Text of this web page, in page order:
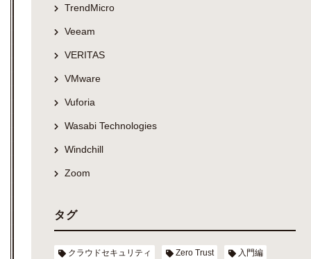
TrendMicro
Veeam
VERITAS
VMware
Vuforia
Wasabi Technologies
Windchill
Zoom
タグ
クラウドセキュリティ Zero Trust 入門編